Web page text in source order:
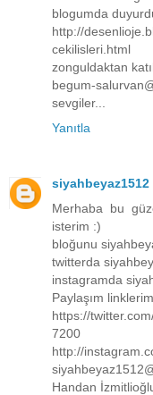
blogumda
http://
cekilisleri.html
zonguldaktan
begum-
sevgiler...
Yanıtla
siyahbeyaz1512
Merhaba bu
isterim :)
bloğunu
twitterda
instagramda
Paylaşım linklerim
https://
7200
http://
Handan